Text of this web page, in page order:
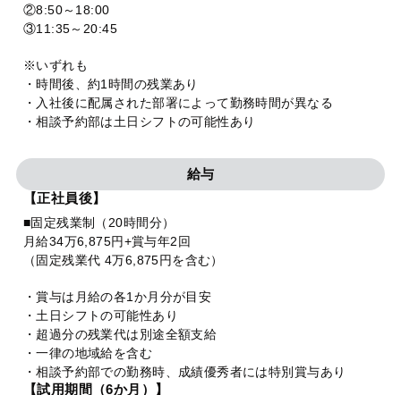
②8:50～18:00
③11:35～20:45
※いずれも
・時間後、約1時間の残業あり
・入社後に配属された部署によって勤務時間が異なる
・相談予約部は土日シフトの可能性あり
給与
【正社員後】
■固定残業制（20時間分）
月給34万6,875円+賞与年2回
（固定残業代 4万6,875円を含む）
・賞与は月給の各1か月分が目安
・土日シフトの可能性あり
・超過分の残業代は別途全額支給
・一律の地域給を含む
・相談予約部での勤務時、成績優秀者には特別賞与あり
【試用期間（6か月）】